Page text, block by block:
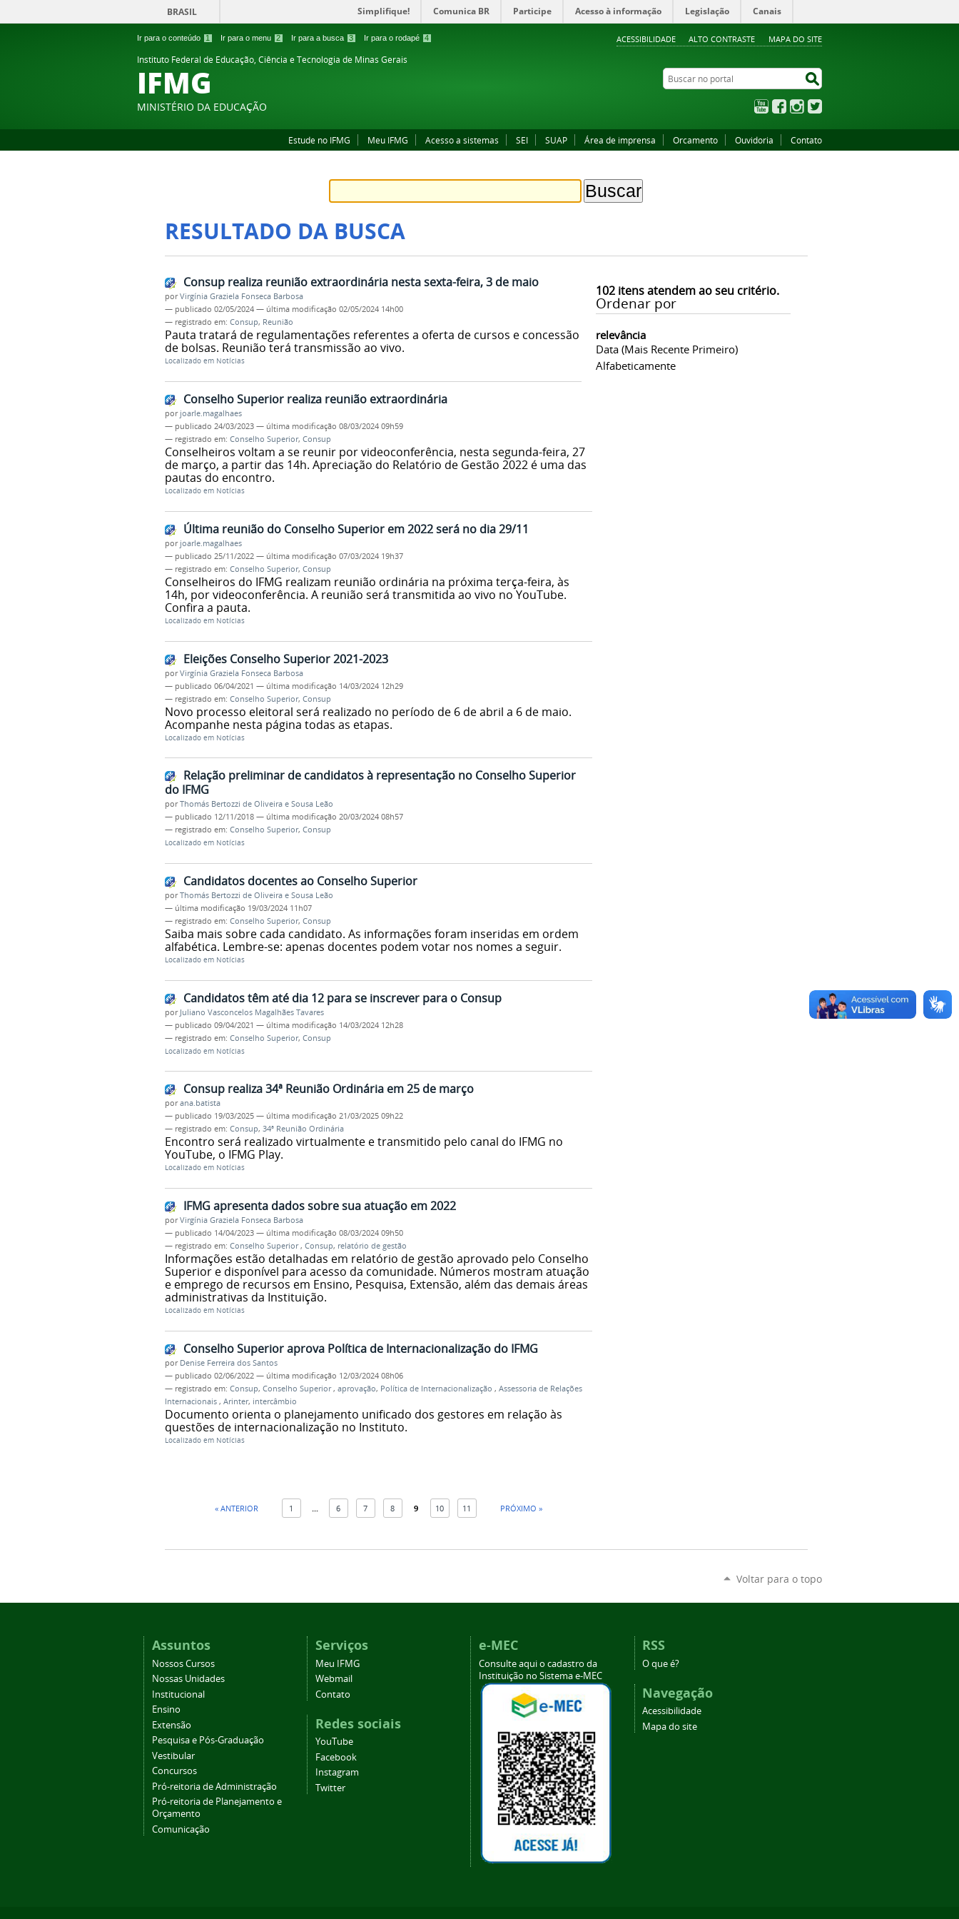
Ir para o conteúdo 1 Ir para o menu 2 Ir para a busca 3 Ir para o rodapé 4 ACESSIBILIDADE ALTO CONTRASTE MAPA DO SITE
BRASIL Simplifique! Comunica BR Participe Acesso à informação Legislação Canais
Instituto Federal de Educação, Ciência e Tecnologia de Minas Gerais
IFMG
MINISTÉRIO DA EDUCAÇÃO
Buscar no portal
YouTubeFacebookInstagram
Estude no IFMG Meu IFMG Acesso a sistemas SEI SUAP Área de imprensa Orcamento Ouvidoria Contato
RESULTADO DA BUSCA
102itens atendem ao seu critério.
Ordenar por
relevância
Data (mais Recente Primeiro)
Alfabeticamente
Consup realiza reunião extraordinária nesta sexta-feira, 3 de maio
porVirgínia Graziela Fonseca Barbosa
— publicado 02/05/2024 — última modificação 02/05/2024 14h00
— registrado em: Consup, Reunião
Pauta tratará de regulamentações referentes a oferta de cursos e concessão
de bolsas. Reunião terá transmissão ao vivo.
Localizado em Notícias
Conselho Superior realiza reunião extraordinária
por joarle.magalhaes
— publicado 24/03/2023 — última modificação 08/03/2024 09h59
— registrado em: Conselho Superior, Consup
Conselheiros voltam a se reunir por videoconferência, nesta segunda-feira, 27
de março, a partir das 14h. Apreciação do Relatório de Gestão 2022 é uma das
pautas do encontro.
Localizado em Notícias
Última reunião do Conselho Superior em 2022 será no dia 29/11
por joarle.magalhaes
— publicado 25/11/2022 — última modificação 07/03/2024 19h37
— registrado em: Conselho Superior, Consup
Conselheiros do IFMG realizam reunião ordinária na próxima terça-feira, às
14h, por videoconferência. A reunião será transmitida ao vivo no YouTube.
Confira a pauta.
Localizado em Notícias
Eleições Conselho Superior 2021-2023
porVirgínia Graziela Fonseca Barbosa
— publicado 06/04/2021 — última modificação 14/03/2024 12h29
— registrado em: Conselho Superior, Consup
Novo processo eleitoral será realizado no período de 6 de abril a 6 de maio.
Acompanhe nesta página todas as etapas.
Localizado em Notícias
Relação preliminar de candidatos à representação no Conselho Superior
do IFMG
porThomás Bertozzi de Oliveira e Sousa Leão
— publicado 12/11/2018 — última modificação 20/03/2024 08h57
— registrado em: Conselho Superior, Consup
Localizado em Notícias
Candidatos docentes ao Conselho Superior
porThomás Bertozzi de Oliveira e Sousa Leão
— última modificação 19/03/2024 11h07
— registrado em: Conselho Superior, Consup
Saiba mais sobre cada candidato. As informações foram inseridas em ordem
alfabética. Lembre-se: apenas docentes podem votar nos nomes a seguir.
Localizado em Notícias
Candidatos têm até dia 12 para se inscrever para o Consup
por Juliano Vasconcelos Magalhães Tavares
— publicado 09/04/2021 — última modificação 14/03/2024 12h28
— registrado em: Conselho Superior, Consup
Localizado em Notícias
Consup realiza 34ª Reunião Ordinária em 25 de março
porana.batista
— publicado 19/03/2025 — última modificação 21/03/2025 09h22
— registrado em: Consup, 34ª Reunião Ordinária
Encontro será realizado virtualmente e transmitido pelo canal do IFMG no
YouTube, o IFMG Play.
Localizado em Notícias
IFMG apresenta dados sobre sua atuação em 2022
porVirgínia Graziela Fonseca Barbosa
— publicado 14/04/2023 — última modificação 08/03/2024 09h50
— registrado em: Conselho Superior, Consup, relatório de gestão
Informações estão detalhadas em relatório de gestão aprovado pelo Conselho
Superior e disponível para acesso da comunidade. Números mostram atuação
e emprego de recursos em Ensino, Pesquisa, Extensão, além das demais áreas
administrativas da Instituição.
Localizado em Notícias
Conselho Superior aprova Política de Internacionalização do IFMG
por Denise Ferreira dos Santos
— publicado 02/06/2022 — última modificação 12/03/2024 08h06
— registrado em: Consup, Conselho Superior, aprovação, Política de Internacionalização , Assessoria de Relações
Internacionais , Arinter, intercâmbio
Documento orienta o planejamento unificado dos gestores em relação às
questões de internacionalização no Instituto.
Localizado em Notícias
« ANTERIOR 1 6 7 8 9 10 11 PRÓXIMO »
Voltar para o topo
Assuntos
Nossos Cursos
Nossas Unidades
Institucional
Ensino
Extensão
Pesquisa e Pós-Graduação
Vestibular
Concursos
Pró-reitoria de Administração
Pró-reitoria de Planejamento e
Orçamento
Comunicação
Serviços
Meu IFMG
Webmail
Contato
Redes sociais
YouTube
Facebook
Instagram
Twitter
e-MEC
Consulte aqui o cadastro da
Instituição no Sistema e-MEC
RSS
O que é?
Navegação
Acessibilidade
Mapa do site